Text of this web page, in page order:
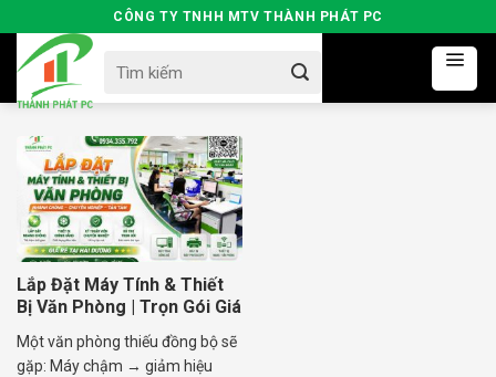
to
content
CÔNG TY TNHH MTV THÀNH PHÁT PC
for:
Lắp Đặt Máy Tính & Thiết
Bị Văn Phòng | Trọn Gói Giá
Một văn phòng thiếu đồng bộ sẽ
gặp: Máy chậm → giảm hiệu